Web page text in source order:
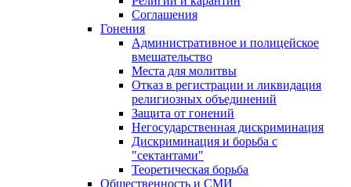
Соглашения
Гонения
Административное и полицейское
вмешательство
Места для молитвы
Отказ в регистрации и ликвидация
религиозных объединений
Защита от гонений
Негосударственная дискриминация
Дискриминация и борьба с
"сектантами"
Теоретическая борьба
Общественность и СМИ